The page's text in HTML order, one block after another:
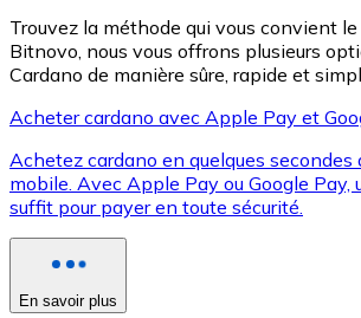
XRP
XRP
Voir toutes
Trouvez la méthode qui vous convient
Bitnovo, nous vous offrons plusieurs
Cardano de manière sûre, rapide et
Acheter cardano avec Apple Pay et
Achetez cardano en quelques secondes
mobile. Avec Apple Pay ou Google Pay,
suffit pour payer en toute sécurité.
En savoir plus